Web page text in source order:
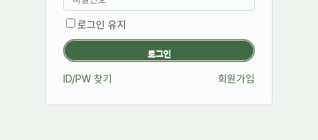
로그인 유지
ID/PW 찾기 회원가입